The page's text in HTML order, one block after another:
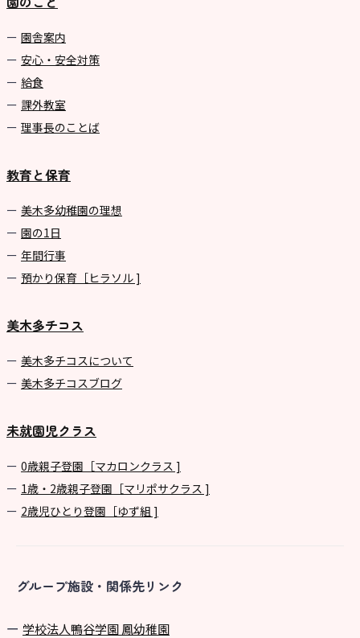
園舎案内
安心・安全対策
給食
課外教室
理事長のことば
教育と保育
美⽊多幼稚園の理想
園の1⽇
年間⾏事
預かり保育［ヒラソル ]
美木多チコス
美⽊多チコスについて
美⽊多チコスブログ
未就園児クラス
0歳親子登園［マカロンクラス ]
1歳・2歳親子登園［マリポサクラス ]
2歳児ひとり登園［ゆず組 ]
グループ施設・関係先リンク
学校法⼈鴨⾕学園 鳳幼稚園